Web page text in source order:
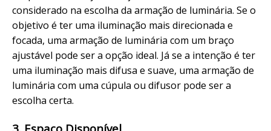
considerado na escolha da armação de luminária. Se o
objetivo é ter uma iluminação mais direcionada e
focada, uma armação de luminária com um braço
ajustável pode ser a opção ideal. Já se a intenção é ter
uma iluminação mais difusa e suave, uma armação de
luminária com uma cúpula ou difusor pode ser a
escolha certa.